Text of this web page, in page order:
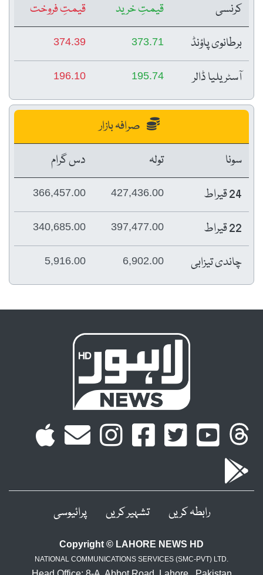
کرنسی
قیمتِ خرید
قیمتِ فروخت
برطانوی پاؤنڈ
373.71
374.39
آسٹریلیا ڈالر 195.74
196.10
صرافہ بازار
سونا
تولہ
دس گرام
24 قیراط
427,436.00
366,457.00
22 قیراط 397,477.00
340,685.00
چاندی تیزابی 6,902.00
5,916.00
رابطہ کریں تشہیر کریں پرائیوسی
Copyright © LAHORE NEWS HD
NATIONAL COMMUNICATIONS SERVICES (SMC-PVT) LTD.